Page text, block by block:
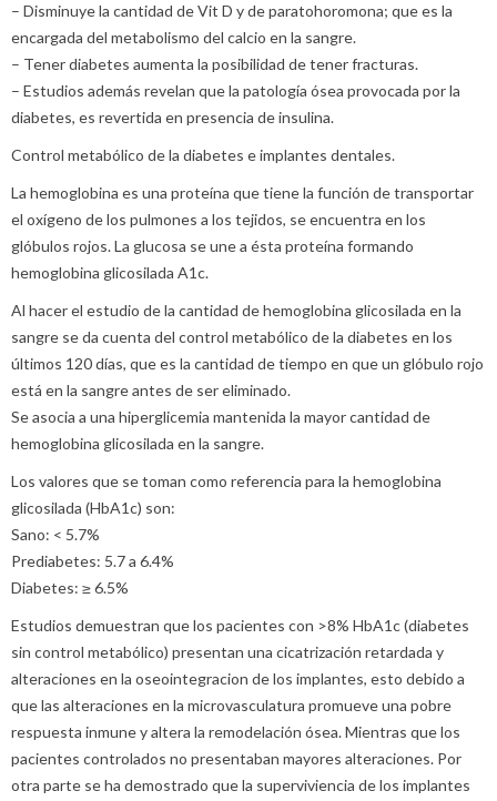
– Disminuye la cantidad de Vit D y de paratohoromona; que es la
encargada del metabolismo del calcio en la sangre.
– Tener diabetes aumenta la posibilidad de tener fracturas.
– Estudios además revelan que la patología ósea provocada por la
diabetes, es revertida en presencia de insulina.
Control metabólico de la diabetes e implantes dentales.
La hemoglobina es una proteína que tiene la función de transportar
el oxígeno de los pulmones a los tejidos, se encuentra en los
glóbulos rojos. La glucosa se une a ésta proteína formando
hemoglobina glicosilada A1c.
Al hacer el estudio de la cantidad de hemoglobina glicosilada en la
sangre se da cuenta del control metabólico de la diabetes en los
últimos 120 días, que es la cantidad de tiempo en que un glóbulo rojo
está en la sangre antes de ser eliminado.
Se asocia a una hiperglicemia mantenida la mayor cantidad de
hemoglobina glicosilada en la sangre.
Los valores que se toman como referencia para la hemoglobina
glicosilada (HbA1c) son:
Sano: < 5.7%
Prediabetes: 5.7 a 6.4%
Diabetes: ≥ 6.5%
Estudios demuestran que los pacientes con >8% HbA1c (diabetes
sin control metabólico) presentan una cicatrización retardada y
alteraciones en la oseointegracion de los implantes, esto debido a
que las alteraciones en la microvasculatura promueve una pobre
respuesta inmune y altera la remodelación ósea. Mientras que los
pacientes controlados no presentaban mayores alteraciones. Por
otra parte se ha demostrado que la superviviencia de los implantes